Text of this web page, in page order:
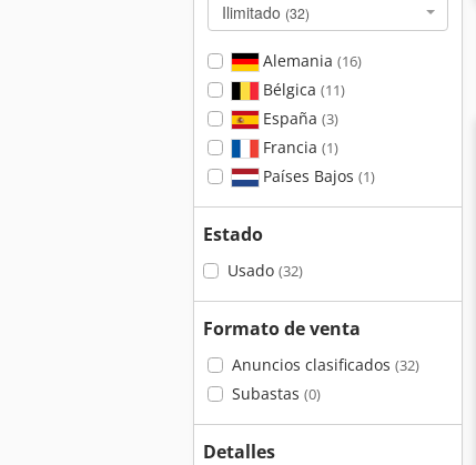
Ilimitado (32)
Alemania (16)
Bélgica (11)
España (3)
Francia (1)
Países Bajos (1)
Estado
Usado (32)
Formato de venta
Anuncios clasificados (32)
Subastas (0)
Detalles
Hamm 3520